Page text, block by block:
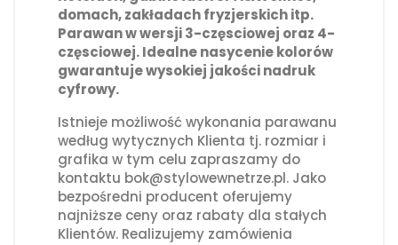
domach, zakładach fryzjerskich itp.
Parawan w wersji 3-częsciowej oraz 4-
częsciowej. Idealne nasycenie kolorów
gwarantuje wysokiej jakości nadruk
cyfrowy.
Istnieje możliwość wykonania parawanu
według wytycznych Klienta tj. rozmiar i
grafika w tym celu zapraszamy do
kontaktu bok@stylowewnetrze.pl. Jako
bezpośredni producent oferujemy
najniższe ceny oraz rabaty dla stałych
Klientów. Realizujemy zamówienia